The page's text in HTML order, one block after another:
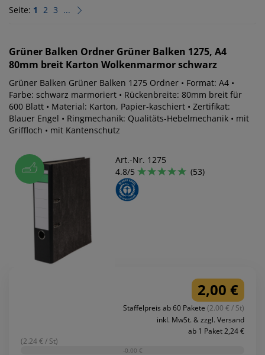
Seite: 1 2 3 ...
Grüner Balken Ordner Grüner Balken 1275, A4
80mm breit Karton Wolkenmarmor schwarz
Grüner Balken Grüner Balken 1275 Ordner • Format: A4 •
Farbe: schwarz marmoriert • Rückenbreite: 80mm breit für
600 Blatt • Material: Karton, Papier-kaschiert • Zertifikat:
Blauer Engel • Ringmechanik: Qualitäts-Hebelmechanik • mit
Griffloch • mit Kantenschutz
Art.-Nr. 1275
4.8/5
(53)
2,00 €
Staffelpreis ab 60 Pakete (2.00 € / St)
inkl. MwSt. & zzgl. Versand
ab 1 Paket 2,24 €
(2.24 € / St)
-0,00 €